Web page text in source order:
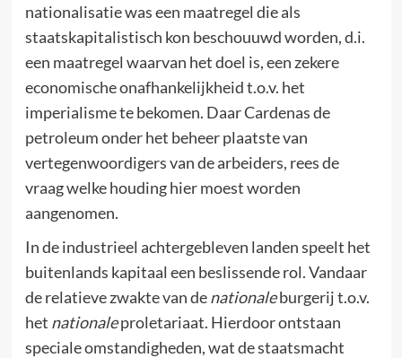
nationalisatie was een maatregel die als
staatskapitalistisch kon beschouuwd worden, d.i.
een maatregel waarvan het doel is, een zekere
economische onafhankelijkheid t.o.v. het
imperialisme te bekomen. Daar Cardenas de
petroleum onder het beheer plaatste van
vertegenwoordigers van de arbeiders, rees de
vraag welke houding hier moest worden
aangenomen.
In de industrieel achtergebleven landen speelt het
buitenlands kapitaal een beslissende rol. Vandaar
de relatieve zwakte van denationaleburgerij t.o.v.
het nationaleproletariaat. Hierdoor ontstaan
speciale omstandigheden, wat de staatsmacht